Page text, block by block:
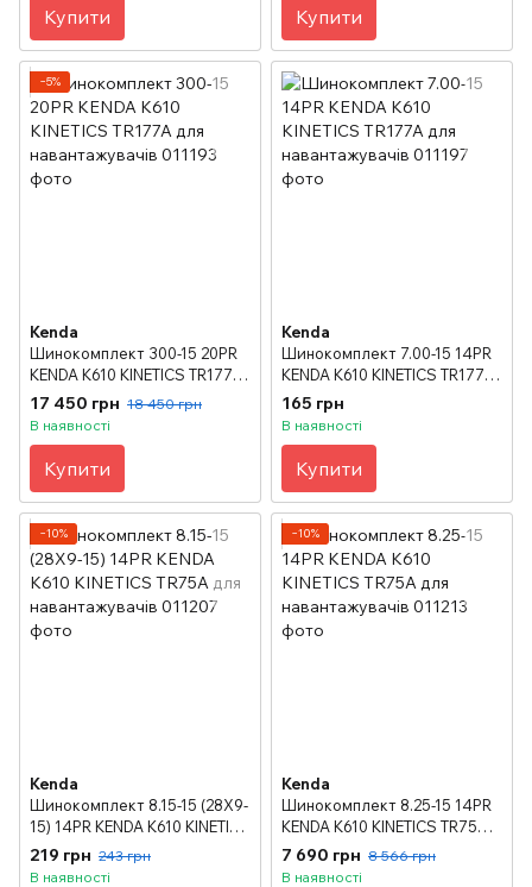
Купити Купити
−5%
Kenda
Шинокомплект 300-15 20PR
KENDA K610 KINETICS TR177A
для навантажувачів
17 450 грн 18 450 грн
В наявності
Купити
Kenda
Шинокомплект 7.00-15 14PR
KENDA K610 KINETICS TR177A
для навантажувачів
165 грн
В наявності
Купити
−10%
Kenda
Шинокомплект 8.15-15 (28X9-
15) 14PR KENDA K610 KINETICS
TR75A для навантажувачів
219 грн 243 грн
В наявності
−10%
Kenda
Шинокомплект 8.25-15 14PR
KENDA K610 KINETICS TR75A
для навантажувачів
7 690 грн 8 566 грн
В наявності